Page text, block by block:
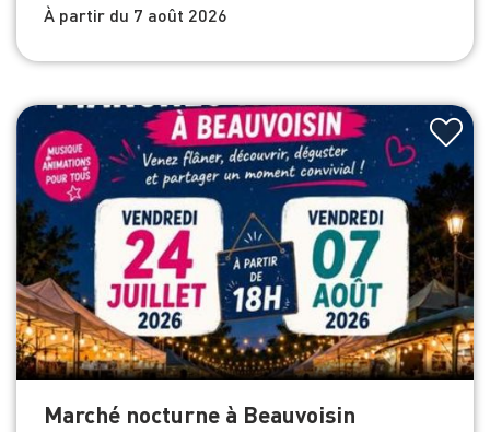
À partir du 7 août 2026
Marché nocturne à Beauvoisin